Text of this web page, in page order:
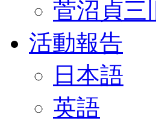
菅沼貞三
活動報告
日本語
英語